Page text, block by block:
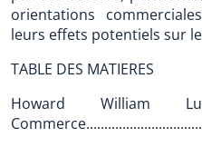
orientations
leurs effets potentiels sur
TABLE DES MATIERES
Howard William